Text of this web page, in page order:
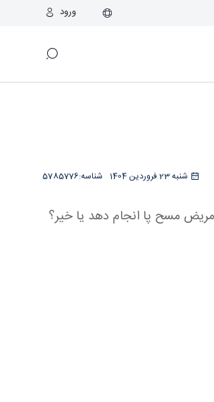
ورود
شنبه 23 فروردین 1404 5785776شناسه:
مسح پا انجام دهد یا خیر؟